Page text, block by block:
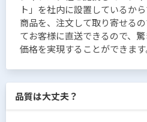
ト」を社内に設置しているから
商品を、注文して取り寄せる
てお客様に直送できるので、
価格を実現することができます
品質は大丈夫？